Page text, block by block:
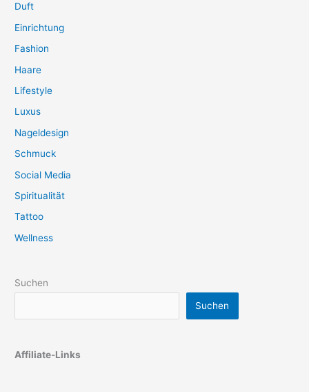
Duft
Einrichtung
Fashion
Haare
Lifestyle
Luxus
Nageldesign
Schmuck
Social Media
Spiritualität
Tattoo
Wellness
Suchen
Suchen
Affiliate-Links